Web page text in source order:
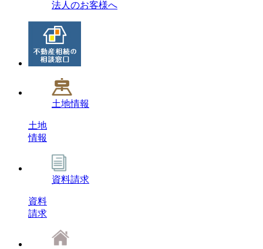
法人のお客様へ
土地情報
土地
情報
資料請求
資料
請求